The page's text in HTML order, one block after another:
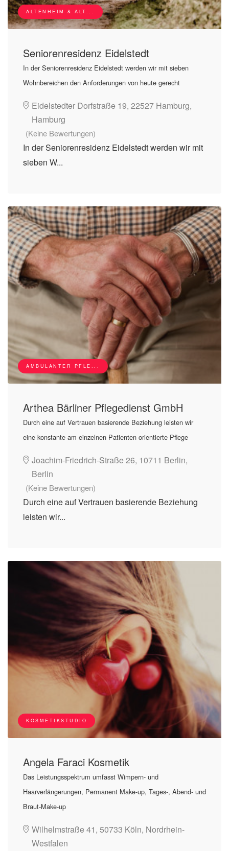
ALTENHEIM & ALT...
Seniorenresidenz Eidelstedt
In der Seniorenresidenz Eidelstedt werden wir mit sieben
Wohnbereichen den Anforderungen von heute gerecht
Eidelstedter Dorfstraße 19, 22527 Hamburg,
Hamburg
(Keine Bewertungen)
In der Seniorenresidenz Eidelstedt werden wir mit
sieben W...
AMBULANTER PFLE...
Arthea Bärliner Pflegedienst GmbH
Durch eine auf Vertrauen basierende Beziehung leisten wir
eine konstante am einzelnen Patienten orientierte Pflege
Joachim-Friedrich-Straße 26, 10711 Berlin,
Berlin
(Keine Bewertungen)
Durch eine auf Vertrauen basierende Beziehung
leisten wir...
KOSMETIKSTUDIO
Angela Faraci Kosmetik
Das Leistungsspektrum umfasst Wimpern- und
Haarverlängerungen, Permanent Make-up, Tages-, Abend- und
Braut-Make-up
Wilhelmstraße 41, 50733 Köln, Nordrhein-
Westfalen